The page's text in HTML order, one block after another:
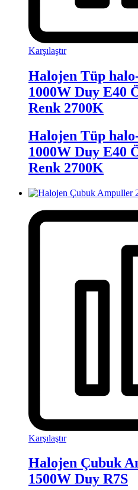
Karşılaştır
Halojen Tüp
1000W Duy E40
Renk 2700K
Halojen Tüp
1000W Duy E40
Renk 2700K
Karşılaştır
Halojen Çubuk
1500W Duy R7S